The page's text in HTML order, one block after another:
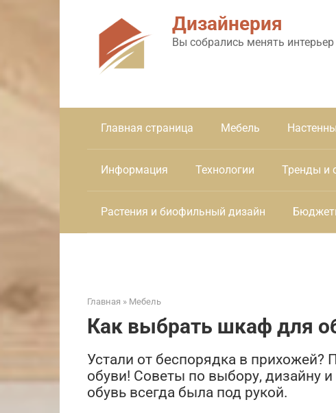
Дизайнерия
Вы собрались менять
Главная страница Мебель
Информация Технологии Тренды и
Растения и биофильный дизайн
Главная » Мебель
Как выбрать шкаф для
Устали от беспорядка в
обуви! Советы по выбору, дизайну
обувь всегда была под рукой.